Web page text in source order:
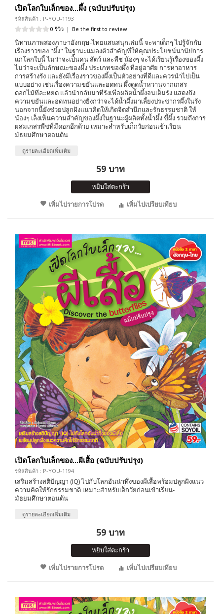
เปิดโลกใบเล็กของ...ผึ้ง (ฉบับปรับปรุง)
รหัสสินค้า : P-YOU-1193
0 รีวิว | Be the first to review
นิทานภาพสองภาษาอังกฤษ-ไทยแสนสนุกเล่มนี้ จะพาเด็กๆ ไปรู้จักกับ
เรื่องราวของ "ผึ้ง" ในฐานะแมลงตัวสำคัญที่ให้คุณประโยชน์นานัปการ
แก่โลกใบนี้ ไม่ว่าจะเป็นคน สัตว์ และพืช น้องๆ จะได้เรียนรู้เรื่องของผึ้ง
ไม่ว่าจะเป็นลักษณะของผึ้ง ประเภทของผึ้ง ที่อยู่อาศัย การหาอาหาร
การสร้างรัง และยังมีเรื่องราวของผึ้งเป็นตัวอย่างที่ดีและควรนำไปเป็น
แบบอย่าง เช่นเรื่องความขยันและอดทน ผึ้งดูดน้ำหวานจากเกสร
ดอกไม้ทีละหยด แล้วนำกลับมาที่รังเพื่อผลิตน้ำผึ้งจนเต็มรัง แสดงถึง
ความขยันและอดทนอย่างยิ่งกว่าจะได้น้ำผึ้งมาเลี้ยงประชากรผึ้งในรัง
นอกจากนี้ยังช่วยปลูกฝังแนวคิดให้เกิดจิตสำนึกและรักธรรมชาติ ให้
น้องๆ เล็งเห็นความสำคัญของผึ้งในฐานะผู้ผลิตทั้งน้ำผึ้ง ขี้ผึ้ง รวมถึงการ
ผสมเกสรพืชที่มีดอกอีกด้วย เหมาะสำหรับเก็กวัยก่อนเข้าเรียน-
มัธยมศึกษาตอนต้น
ดูรายละเอียดเพิ่มเติม
59 บาท
หยิบใส่ตะกร้า
เพิ่มไปรายการโปรด
เพิ่มไปเปรียบเทียบ
เปิดโลกใบเล็กของ...ผีเสื้อ (ฉบับปรับปรุง)
รหัสสินค้า : P-YOU-1194
เสริมสร้างสติปัญญา (IQ) ไปกับโลกอันน่าทึ่งของผีเสื้อพร้อมปลูกฝังแนว
ความคิดให้รักธรรมชาติ เหมาะสำหรับเด็กวัยก่อนเข้าเรียน-
มัธยมศึกษาตอนต้น
ดูรายละเอียดเพิ่มเติม
59 บาท
หยิบใส่ตะกร้า
เพิ่มไปรายการโปรด
เพิ่มไปเปรียบเทียบ